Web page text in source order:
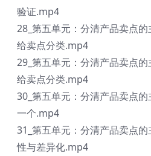
验证.mp4
28_第五单元：分清产品卖点
给卖点分类.mp4
29_第五单元：分清产品卖点
给卖点分类.mp4
30_第五单元：分清产品卖点
一个.mp4
31_第五单元：分清产品卖点
性与差异化.mp4